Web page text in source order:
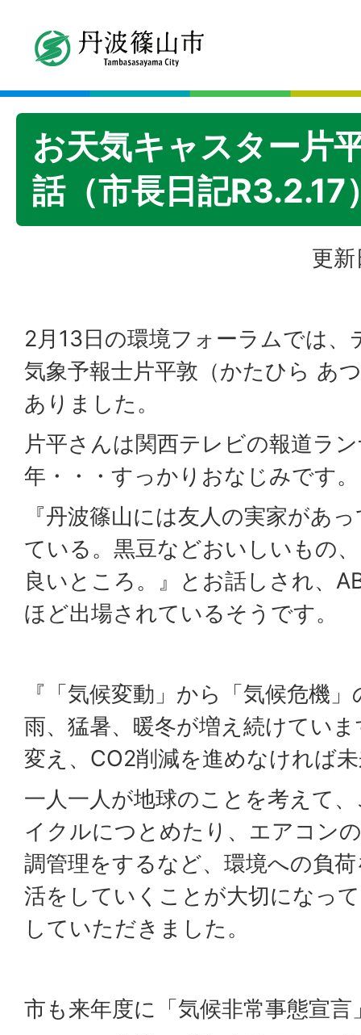
お天気キャスター片
話（市長日記R3.2.17
更
2月13日の環境フォーラムでは
気象予報士片平敦（かたひら あ
ありました。
片平さんは関西テレビの報道ラ
年・・・すっかりおなじみです。
『丹波篠山には友人の実家があ
ている。黒豆などおいしいもの
良いところ。』とお話しされ、
ほど出場されているそうです。
『「気候変動」から「気候危機
雨、猛暑、暖冬が増え続けてい
変え、CO2削減を進めなければ
一人一人が地球のことを考えて
イクルにつとめたり、エアコン
調管理をするなど、環境への負
活をしていくことが大切になっ
していただきました。
市も来年度に「気候非常事態宣